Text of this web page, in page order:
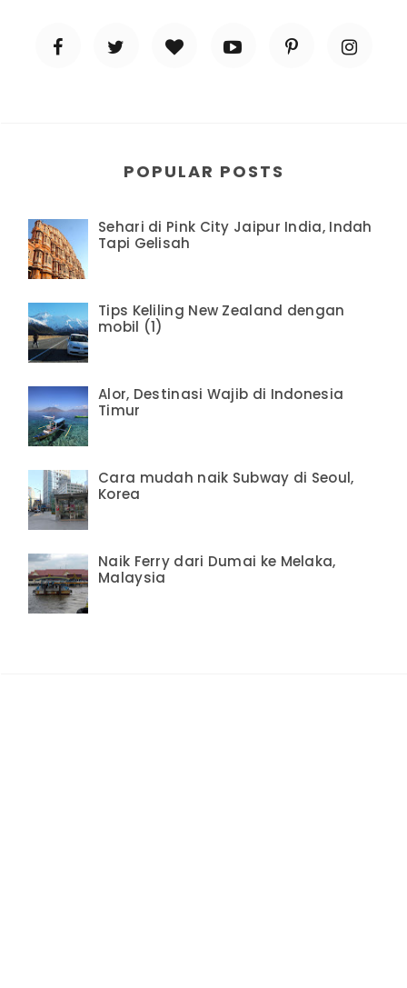
POPULAR POSTS
Sehari di Pink City Jaipur India, Indah
Tapi Gelisah
Tips Keliling New Zealand dengan
mobil (1)
Alor, Destinasi Wajib di Indonesia
Timur
Cara mudah naik Subway di Seoul,
Korea
Naik Ferry dari Dumai ke Melaka,
Malaysia